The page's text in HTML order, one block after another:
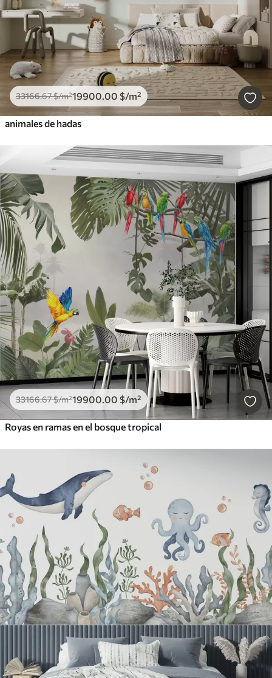
33166.67$/m²19900.00 $/m²
animales de hadas
33166.67$/m²19900.00 $/m²
Royas en ramas en el bosque tropical